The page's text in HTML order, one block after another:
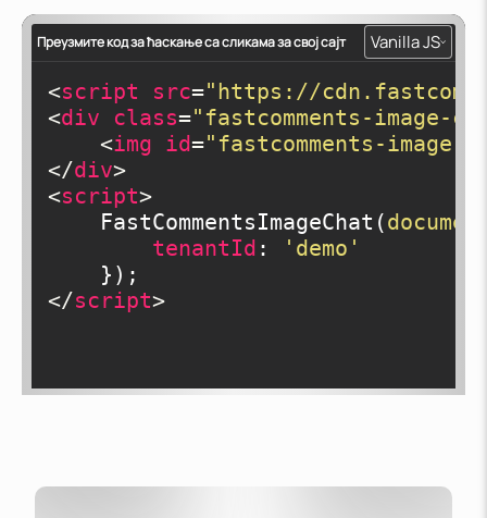
Преузмите код за ћаскање са сликама за свој сајт Vanilla JS
<script src="https://
<div class="fastcomments-image-
<img id="fastcomments-image-
</div>
<script>
    FastCommentsImageChat(
tenantId :
'demo'
</script>